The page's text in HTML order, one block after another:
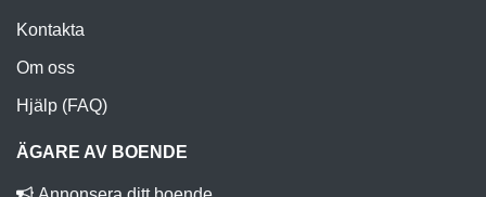
Kontakta
Om oss
Hjälp (FAQ)
ÄGARE AV BOENDE